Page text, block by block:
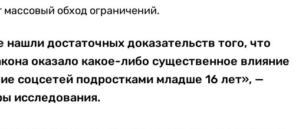
массовый обход ограничений.
достаточных доказательств того, что
оказало какое-либо существенное влияние
соцсетей подростками младше 16 лет», —
исследования.